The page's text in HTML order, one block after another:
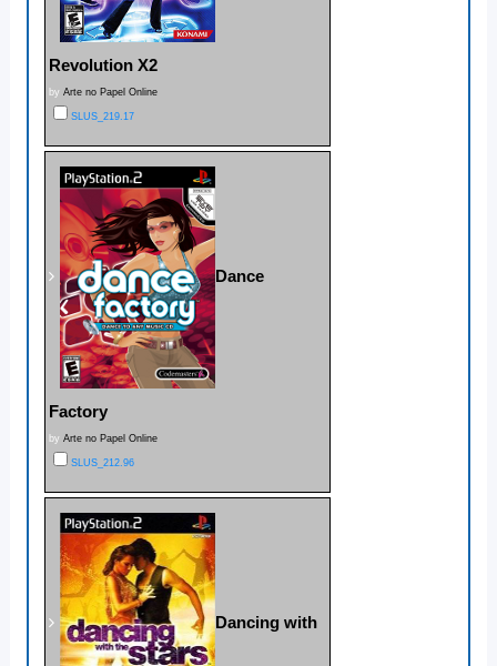
Revolution X2
by Arte no Papel Online
SLUS_219.17
Dance
Factory
by Arte no Papel Online
SLUS_212.96
Dancing with